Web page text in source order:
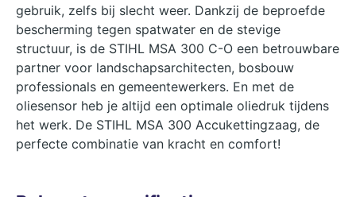
gebruik, zelfs bij slecht weer. Dankzij de beproefde
bescherming tegen spatwater en de stevige
structuur, is de STIHL MSA 300 C-O een betrouwbare
partner voor landschapsarchitecten, bosbouw
professionals en gemeentewerkers. En met de
oliesensor heb je altijd een optimale oliedruk tijdens
het werk. De STIHL MSA 300 Accukettingzaag, de
perfecte combinatie van kracht en comfort!